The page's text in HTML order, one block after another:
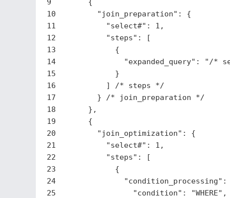
9
10
11
12
13
14
15
16
17
18
19
20
21
22
23
24
25
      {
"join_preparation" : {
"select#" : 1 ,
"steps" : [
            {
"expanded_query" :
"/*
            }
          ]
/* steps */
        }
/* join_preparation */
      },
      {
"join_optimization" : {
"select#" : 1 ,
"steps" : [
            {
"condition_processing" :
"condition" : "WHERE" ,